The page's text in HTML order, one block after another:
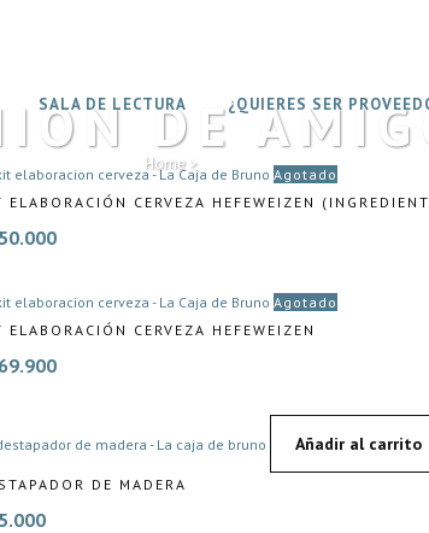
SALA DE LECTURA ¿QUIERES SER
DE
Home>
Agotado
ELABORACIÓN CERVEZA HEFEWEIZEN
Agotado
ELABORACIÓN CERVEZA HEFEWEIZEN
Añadir al carrito
DE MADERA